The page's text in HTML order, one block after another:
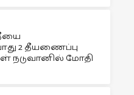
2 தீயணைப்பு
நடுவானில் மோதி